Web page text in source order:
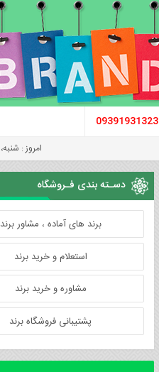
09391931323
امروز : شنبه، 17 مرداد 1405
دسـته بندی فـروشگاه
برند های آماده ، مشاور برند
استعلام و خرید برند
مشاوره و خرید برند
پشتیبانی فروشگاه برند